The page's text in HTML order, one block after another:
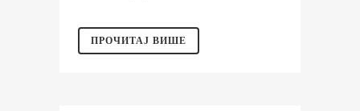
ПРОЧИТАЈ ВИШЕ